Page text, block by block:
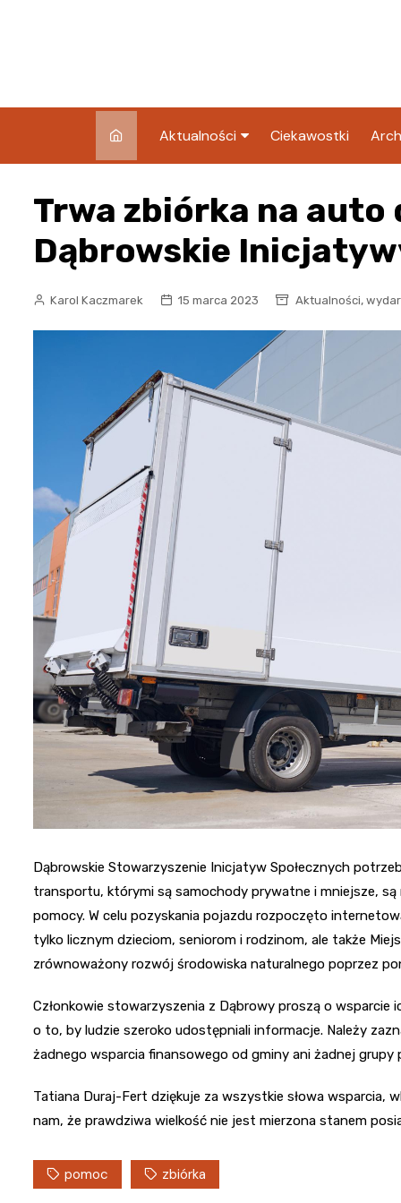
Aktualności
Blog
Ciekawostki
Trwa zbiórka na auto
Dąbrowskie
Karol Kaczmarek 15 marca 2023 Aktualności,
Dąbrowskie Stowarzyszenie Inicjatyw Społecznych
transportu, którymi są samochody prywatne i mniejsze,
pomocy. W celu pozyskania pojazdu rozpoczęto
tylko licznym dzieciom, seniorom i rodzinom, ale także
zrównoważony rozwój środowiska naturalnego poprzez
Członkowie stowarzyszenia z Dąbrowy proszą o
o to, by ludzie szeroko udostępniali informacje. Należy
żadnego wsparcia finansowego od gminy ani żadnej grupy
Tatiana Duraj-Fert dziękuje za wszystkie słowa wsparcia,
nam, że prawdziwa wielkość nie jest mierzona stanem
pomoc zbiórka